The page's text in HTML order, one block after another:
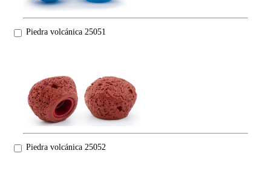
Piedra volcánica 25051
Piedra volcánica 25052